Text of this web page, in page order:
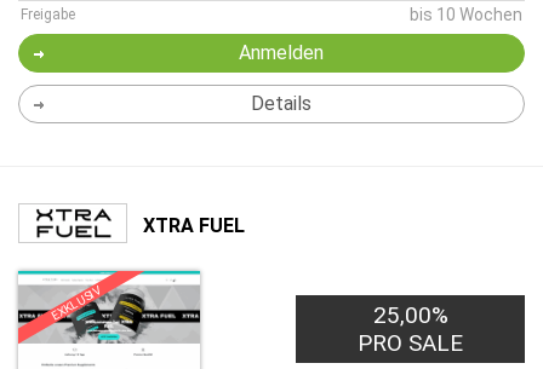
Freigabe bis 10 Wochen
Anmelden
Details
XTRA FUEL
EXKLUSIV
25,00%
PRO SALE